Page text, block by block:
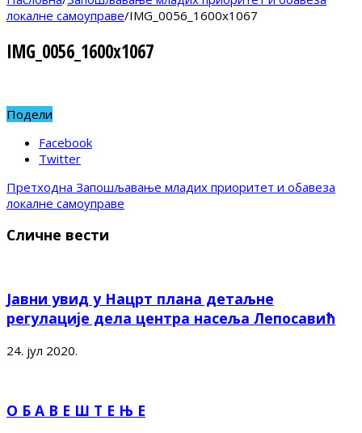
локалне самоуправе/IMG_0056_1600x1067
IMG_0056_1600x1067
Подели
Facebook
Twitter
Претходна Запошљавање младих приоритет и обавеза
локалне самоуправе
Сличне вести
Јавни увид у Нацрт плана детаљне
регулације дела центра насеља Лепосавић
24. јул 2020.
О Б А В Е Ш Т Е Њ Е